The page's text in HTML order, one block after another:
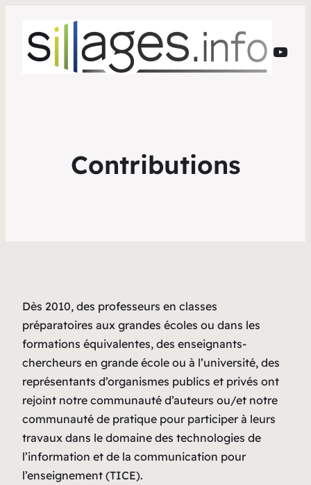
Contributions
Dès 2010, des professeurs en classes
préparatoires aux grandes écoles ou dans les
formations équivalentes, des enseignants-
chercheurs en grande école ou à l’université, des
représentants d’organismes publics et privés ont
rejoint notre communauté d’auteurs ou/et notre
communauté de pratique pour participer à leurs
travaux dans le domaine des technologies de
l’information et de la communication pour
l’enseignement (TICE).